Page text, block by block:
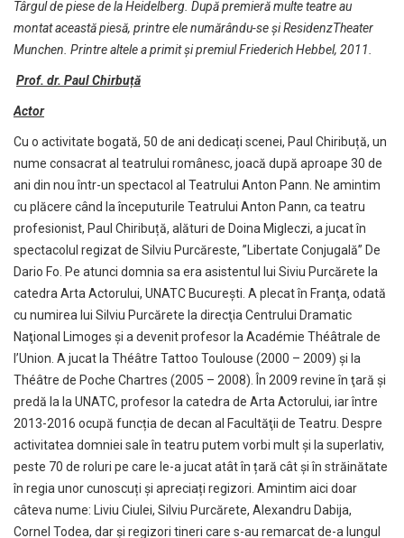
Târgul de piese de la Heidelberg. După premieră multe teatre au
montat această piesă, printre ele numărându-se și ResidenzTheater
Munchen. Printre altele a primit și premiul Friederich Hebbel, 2011.
Prof. dr. Paul Chirbuță
Actor
Cu o activitate bogată, 50 de ani dedicați scenei, Paul Chiribuță, un
nume consacrat al teatrului românesc, joacă după aproape 30 de
ani din nou într-un spectacol al Teatrului Anton Pann. Ne amintim
cu plăcere când la începuturile Teatrului Anton Pann, ca teatru
profesionist, Paul Chiribuță, alături de Doina Migleczi, a jucat în
spectacolul regizat de Silviu Purcăreste, ”Libertate Conjugală” De
Dario Fo. Pe atunci domnia sa era asistentul lui Siviu Purcărete la
catedra Arta Actorului, UNATC București. A plecat în Franţa, odată
cu numirea lui Silviu Purcărete la direcţia Centrului Dramatic
Naţional Limoges și a devenit profesor la Académie Théâtrale de
l’Union. A jucat la Théâtre Tattoo Toulouse (2000 – 2009) şi la
Théâtre de Poche Chartres (2005 – 2008). În 2009 revine în ţară și
predă la la UNATC, profesor la catedra de Arta Actorului, iar între
2013-2016 ocupă funcția de decan al Facultăţii de Teatru. Despre
activitatea domniei sale în teatru putem vorbi mult și la superlativ,
peste 70 de roluri pe care le-a jucat atât în țară cât și în străinătate
în regia unor cunoscuți și apreciați regizori. Amintim aici doar
câteva nume: Liviu Ciulei, Silviu Purcărete, Alexandru Dabija,
Cornel Todea, dar și regizori tineri care s-au remarcat de-a lungul